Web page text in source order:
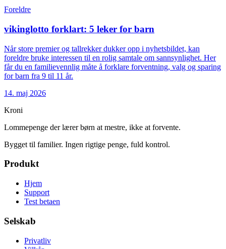
Foreldre
vikinglotto forklart: 5 leker for barn
Når store premier og tallrekker dukker opp i nyhetsbildet, kan
foreldre bruke interessen til en rolig samtale om sannsynlighet. Her
får du en familievennlig måte å forklare forventning, valg og sparing
for barn fra 9 til 11 år.
14. maj 2026
Kroni
Lommepenge der lærer børn at mestre, ikke at forvente.
Bygget til familier. Ingen rigtige penge, fuld kontrol.
Produkt
Hjem
Support
Test betaen
Selskab
Privatliv